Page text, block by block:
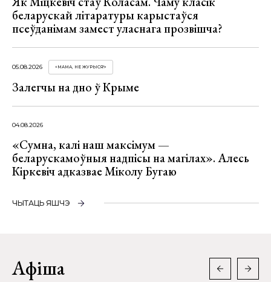
беларускай літаратуры карыстаўся
псеўданімам замест уласнага прозвішча?
05.08.2026 «МАМА, НЕ ЖУРЫСЯ!»
Залегчы на дно ў Крыме
04.08.2026
«Сумна, калі наш максімум —
беларускамоўныя надпісы на магілах». Алесь
Кіркевіч адказвае Міколу Бугаю
ЧЫТАЦЬ ЯШЧЭ
Афіша